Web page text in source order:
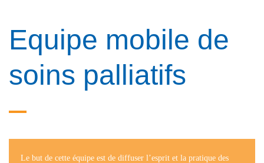
Equipe mobile de
soins palliatifs
Le but de cette équipe est de diffuser l’esprit et la pratique des